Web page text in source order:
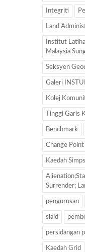
Integriti
Land
Institut
Malaysia
Seksyen
Galeri
Kolej
Tinggi Garis
Benchmark
Change Point
Kaedah
Surrender;
pengurusan
slaid
persidangan
Kaedah Grid